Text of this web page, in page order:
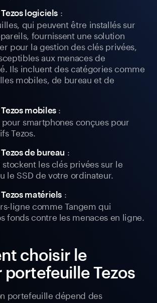
logiciels :
qui peuvent être installés sur
fournissent une solution
pour la gestion des clés privées,
aux menaces de
Ils incluent des catégories comme
mobiles, de bureau et de
mobiles:
smartphones conçues pour
Tezos.
de bureau :
les clés privées sur le
le SSD de votre ordinateur.
matériels :
ligne comme Tangem qui
fonds contre les menaces en ligne.
choisir le
portefeuille Tezos
portefeuille dépend des